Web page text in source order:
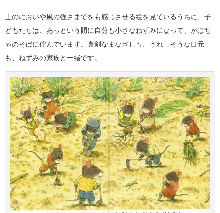
土のにおいや風の強さまでをも感じさせる絵を見ているうちに、子
どもたちは、あっという間に自分も小さなねずみになって、かぼち
ゃのそばに佇んでいます。真剣なまなざしも、うれしそうな口元
も、ねずみの家族と一緒です。